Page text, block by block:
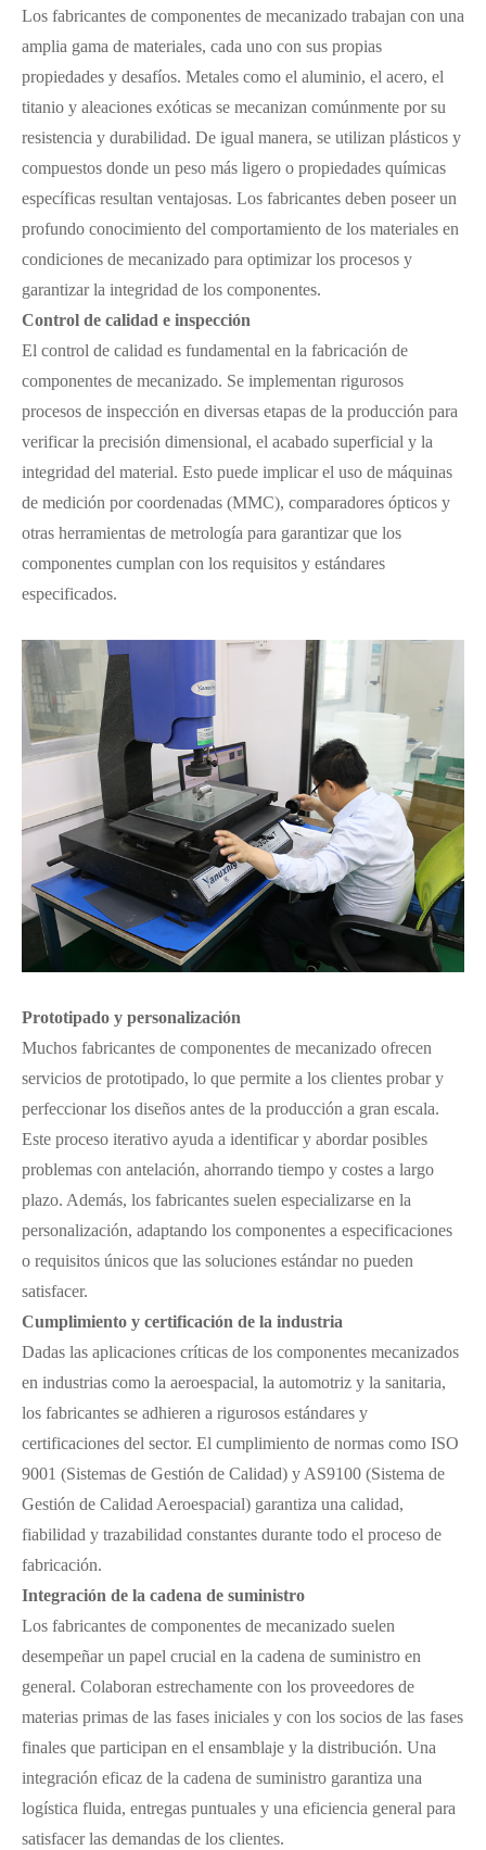
Los fabricantes de componentes de mecanizado trabajan con una
amplia gama de materiales, cada uno con sus propias
propiedades y desafíos. Metales como el aluminio, el acero, el
titanio y aleaciones exóticas se mecanizan comúnmente por su
resistencia y durabilidad. De igual manera, se utilizan plásticos y
compuestos donde un peso más ligero o propiedades químicas
específicas resultan ventajosas. Los fabricantes deben poseer un
profundo conocimiento del comportamiento de los materiales en
condiciones de mecanizado para optimizar los procesos y
garantizar la integridad de los componentes.
Control de calidad e inspección
El control de calidad es fundamental en la fabricación de
componentes de mecanizado. Se implementan rigurosos
procesos de inspección en diversas etapas de la producción para
verificar la precisión dimensional, el acabado superficial y la
integridad del material. Esto puede implicar el uso de máquinas
de medición por coordenadas (MMC), comparadores ópticos y
otras herramientas de metrología para garantizar que los
componentes cumplan con los requisitos y estándares
especificados.
Prototipado y personalización
Muchos fabricantes de componentes de mecanizado ofrecen
servicios de prototipado, lo que permite a los clientes probar y
perfeccionar los diseños antes de la producción a gran escala.
Este proceso iterativo ayuda a identificar y abordar posibles
problemas con antelación, ahorrando tiempo y costes a largo
plazo. Además, los fabricantes suelen especializarse en la
personalización, adaptando los componentes a especificaciones
o requisitos únicos que las soluciones estándar no pueden
satisfacer.
Cumplimiento y certificación de la industria
Dadas las aplicaciones críticas de los componentes mecanizados
en industrias como la aeroespacial, la automotriz y la sanitaria,
los fabricantes se adhieren a rigurosos estándares y
certificaciones del sector. El cumplimiento de normas como ISO
9001 (Sistemas de Gestión de Calidad) y AS9100 (Sistema de
Gestión de Calidad Aeroespacial) garantiza una calidad,
fiabilidad y trazabilidad constantes durante todo el proceso de
fabricación.
Integración de la cadena de suministro
Los fabricantes de componentes de mecanizado suelen
desempeñar un papel crucial en la cadena de suministro en
general. Colaboran estrechamente con los proveedores de
materias primas de las fases iniciales y con los socios de las fases
finales que participan en el ensamblaje y la distribución. Una
integración eficaz de la cadena de suministro garantiza una
logística fluida, entregas puntuales y una eficiencia general para
satisfacer las demandas de los clientes.